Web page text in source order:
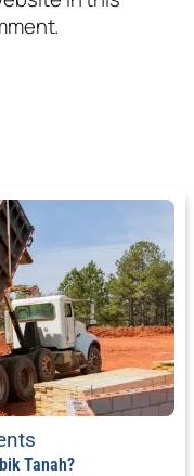
Tanah?